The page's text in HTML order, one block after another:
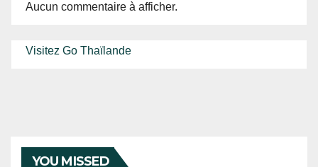
Aucun commentaire à afficher.
Visitez Go Thaïlande
YOU MISSED